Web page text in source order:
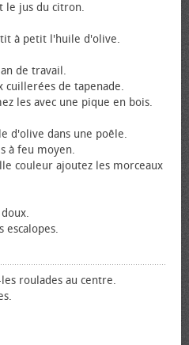
le jus du citron.
à petit l'huile d'olive.
de travail.
cuillerées de tapenade.
les avec une pique en bois.
d'olive dans une poêle.
à feu moyen.
couleur ajoutez les morceaux
escalopes.
roulades au centre.